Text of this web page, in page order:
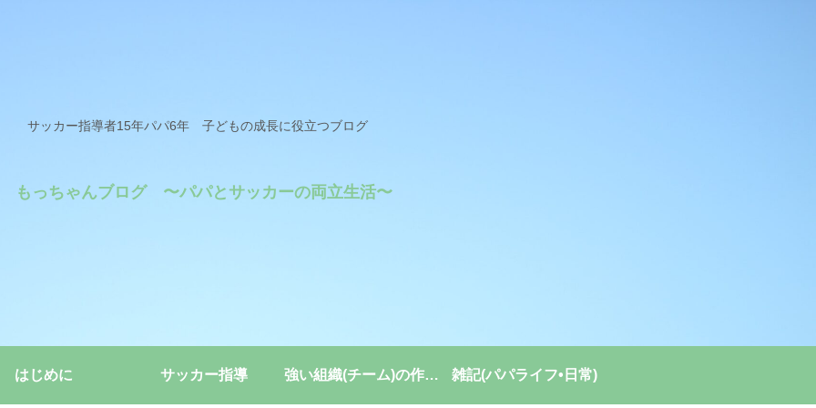
サッカー指導者15年パパ6年 子どもの成長に役立つブログ
もっちゃんブログ 〜パパとサッカーの両立生活〜
はじめに サッカー指導 強い組織(チーム)の作り方 雑記(パパライフ•日常)